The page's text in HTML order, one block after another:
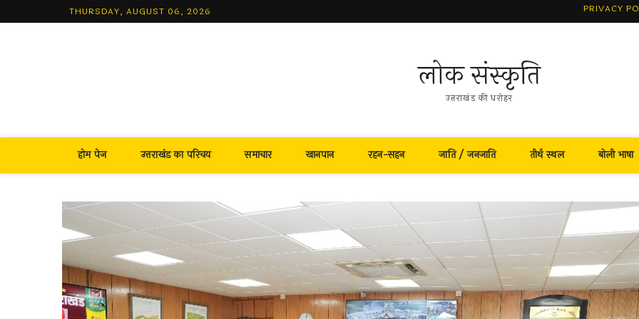
to
THURSDAY, AUGUST 06, 2026 PRIVACY
लोक संस्कृति
उत्तराखंड की धरोहर
होम पेज उत्तराखंड का परिचय समाचार खानपान रहन-सहन जाति / जनजाति तीर्थ स्थल बोली भाषा